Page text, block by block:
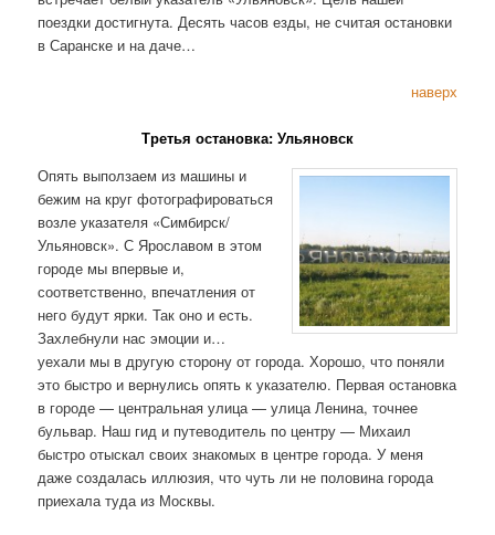
поездки достигнута. Десять часов езды, не считая остановки
в Саранске и на даче…
наверх
Третья остановка: Ульяновск
Опять выползаем из машины и
бежим на круг фотографироваться
возле указателя «Симбирск/
Ульяновск». С Ярославом в этом
городе мы впервые и,
соответственно, впечатления от
него будут ярки. Так оно и есть.
Захлебнули нас эмоции и…
уехали мы в другую сторону от города. Хорошо, что поняли
это быстро и вернулись опять к указателю. Первая остановка
в городе — центральная улица — улица Ленина, точнее
бульвар. Наш гид и путеводитель по центру — Михаил
быстро отыскал своих знакомых в центре города. У меня
даже создалась иллюзия, что чуть ли не половина города
приехала туда из Москвы.